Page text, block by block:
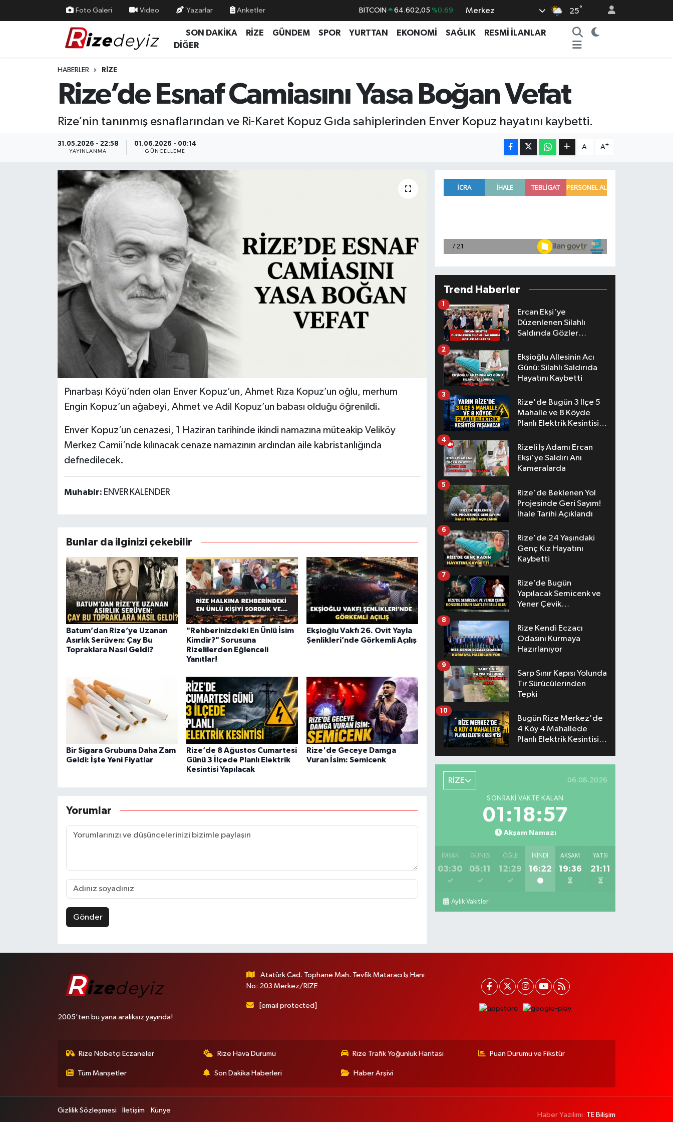
Foto Galeri Video Yazarlar Anketler BITCOIN 64.602,05 %0.69
DOLAR 47,6006 %0.06
GRAM ALTIN 6513.94 %0.32
BİST100 13.768 %48
Merkez 25°
SON DAKİKA RİZE GÜNDEM SPOR YURTTAN EKONOMİ SAĞLIK
RESMİ İLANLAR
DİĞER
HABERLER RIZE
Rize’de Esnaf Camiasını Yasa Boğan Vefat
Rize’nin tanınmış esnaflarından ve Ri-Karet Kopuz Gıda sahiplerinden Enver Kopuz hayatını kaybetti.
31.05.2026 - 22:58
YAYINLANMA
01.06.2026 - 00:14
GÜNCELLEME
A- A+
Pınarbaşı Köyü’nden olan Enver Kopuz’un, Ahmet Rıza Kopuz’un oğlu, merhum
Engin Kopuz’un ağabeyi, Ahmet ve Adil Kopuz’un babası olduğu öğrenildi.
Enver Kopuz’un cenazesi, 1 Haziran tarihinde ikindi namazına müteakip Veliköy
Merkez Camii’nde kılınacak cenaze namazının ardından aile kabristanlığında
defnedilecek.
Muhabir: ENVER KALENDER
Bunlar da ilginizi çekebilir
Batum’dan Rize’ye Uzanan
Asırlık Serüven: Çay Bu
Topraklara Nasıl Geldi?
"Rehberinizdeki En Ünlü İsim
Kimdir?" Sorusuna
Rizelilerden Eğlenceli
Yanıtlar!
Ekşioğlu Vakfı 26. Ovit Yayla
Şenlikleri’nde Görkemli Açılış
Bir Sigara Grubuna Daha Zam
Geldi: İşte Yeni Fiyatlar
Rize’de 8 Ağustos Cumartesi
Günü 3 İlçede Planlı Elektrik
Kesintisi Yapılacak
Rize'de Geceye Damga
Vuran İsim: Semicenk
Yorumlar
Gönder
Trend Haberler
Ercan Ekşi'ye
Düzenlenen Silahlı
Saldırıda Gözler
1
Ekşioğlu Aİlesinin Acı
Günü: Silahlı Saldırıda
Hayatını Kaybetti
2
Rize'de Bugün 3 İlçe 5
Mahalle ve 8 Köyde
Planlı Elektrik Kesintisi
3
Rizeli İş Adamı Ercan
Ekşi'ye Saldırı Anı
Kameralarda
4
Rize'de Beklenen Yol
Projesinde Geri Sayım!
İhale Tarihi Açıklandı
5
Rize'de 24 Yaşındaki
Genç Kız Hayatını
Kaybetti
6
Rize’de Bugün
Yapılacak Semicenk ve
Yener Çevik
Belli Oldu
7
Rize Kendi Eczacı
Odasını Kurmaya
Hazırlanıyor
8
Sarp Sınır Kapısı Yolunda
Tır Sürücülerinden
Tepki
9
Bugün Rize Merkez'de
4 Köy 4 Mahallede
Planlı Elektrik Kesintisi
10
RİZE 06.08.2026
SONRAKI VAKTE KALAN
01:18:57
Akşam Namazı
İMSAK
03:30
GÜNEŞ
05:11
ÖĞLE
12:29
İKINDI
16:22
AKŞAM
19:36
YATSI
21:11
Aylık Vakitler
2005'ten bu yana aralıksız yayında!
Atatürk Cad. Tophane Mah. Tevfik Mataracı İş Hanı
No: 203 Merkez/RİZE
[email protected]
Rize Nöbetçi Eczaneler Rize Hava Durumu Rize Trafik Yoğunluk Haritası Puan Durumu ve Fikstür
Tüm Manşetler Son Dakika Haberleri Haber Arşivi
Gizlilik Sözleşmesi İletişim Künye
Haber Yazılımı: TE Bilişim
Yurttan Haberler
Teknoloji
Rize Nöbetçi Eczaneler
Rize Trafik Yoğunluk Haritası
Tüm Manşetler
Haber Arşivi